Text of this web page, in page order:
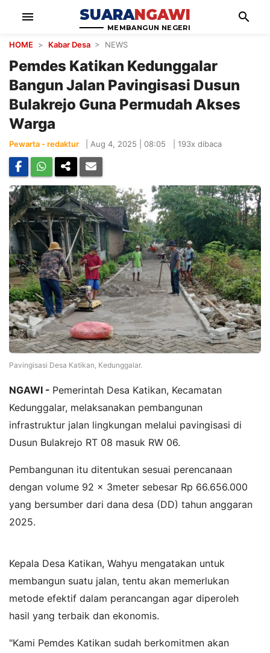
menu SUARANGAWI
MEMBANGUN NEGERI
search
HOME > Kabar Desa > NEWS
Pemdes Katikan Kedunggalar
Bangun Jalan Pavingisasi Dusun
Bulakrejo Guna Permudah Akses
Warga
Pewarta - redaktur Aug 4, 2025 | 08:05 193x dibaca
Pavingisasi Desa Katikan, Kedunggalar.
NGAWI - Pemerintah Desa Katikan, Kecamatan
Kedunggalar, melaksanakan pembangunan
infrastruktur jalan lingkungan melalui pavingisasi di
Dusun Bulakrejo RT 08 masuk RW 06.
Pembangunan itu ditentukan sesuai perencanaan
dengan volume 92 x 3meter sebesar Rp 66.656.000
yang bersumber dari dana desa (DD) tahun anggaran
2025.
Kepala Desa Katikan, Wahyu mengatakan untuk
membangun suatu jalan, tentu akan memerlukan
metode efektif dalam perancangan agar diperoleh
hasil yang terbaik dan ekonomis.
"Kami Pemdes Katikan sudah berkomitmen akan